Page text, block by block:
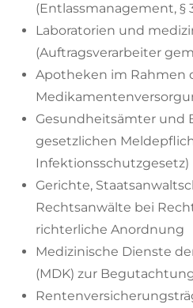
(Entlassmanagement, §
Laboratorien und
(Auftragsverarbeiter
Apotheken im Rahmen
Gesundheitsämter und
gesetzlichen
Infektionsschutzgesetz)
Gerichte,
Rechtsanwälte bei
richterliche Anordnung
Medizinische Dienste
(MDK) zur